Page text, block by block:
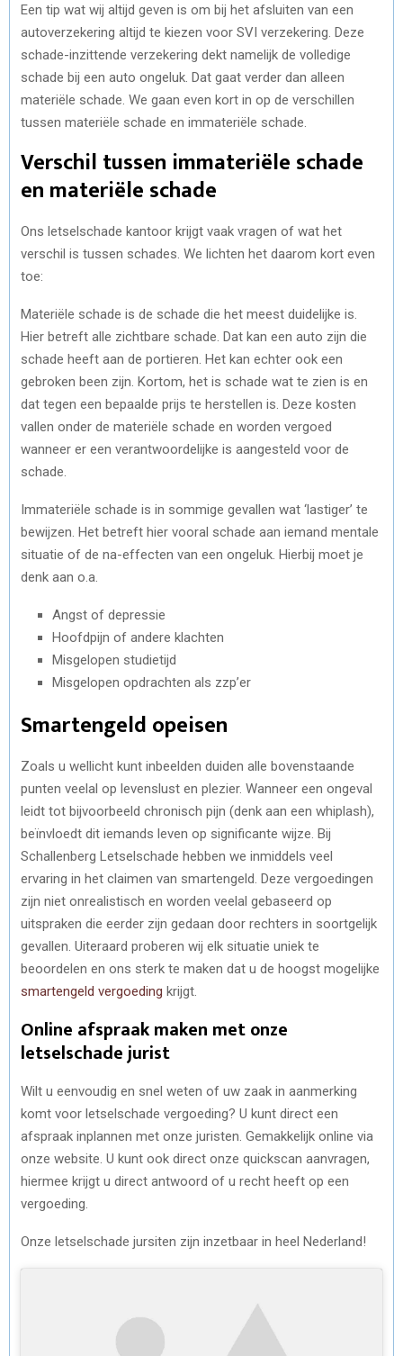
Een tip wat wij altijd geven is om bij het afsluiten van een
autoverzekering altijd te kiezen voor SVI verzekering. Deze
schade-inzittende verzekering dekt namelijk de volledige
schade bij een auto ongeluk. Dat gaat verder dan alleen
materiële schade. We gaan even kort in op de verschillen
tussen materiële schade en immateriële schade.
Verschil tussen immateriële schade
en materiële schade
Ons letselschade kantoor krijgt vaak vragen of wat het
verschil is tussen schades. We lichten het daarom kort even
toe:
Materiële schade is de schade die het meest duidelijke is.
Hier betreft alle zichtbare schade. Dat kan een auto zijn die
schade heeft aan de portieren. Het kan echter ook een
gebroken been zijn. Kortom, het is schade wat te zien is en
dat tegen een bepaalde prijs te herstellen is. Deze kosten
vallen onder de materiële schade en worden vergoed
wanneer er een verantwoordelijke is aangesteld voor de
schade.
Immateriële schade is in sommige gevallen wat ‘lastiger’ te
bewijzen. Het betreft hier vooral schade aan iemand mentale
situatie of de na-effecten van een ongeluk. Hierbij moet je
denk aan o.a.
Angst of depressie
Hoofdpijn of andere klachten
Misgelopen studietijd
Misgelopen opdrachten als zzp’er
Smartengeld opeisen
Zoals u wellicht kunt inbeelden duiden alle bovenstaande
punten veelal op levenslust en plezier. Wanneer een ongeval
leidt tot bijvoorbeeld chronisch pijn (denk aan een whiplash),
beïnvloedt dit iemands leven op significante wijze. Bij
Schallenberg Letselschade hebben we inmiddels veel
ervaring in het claimen van smartengeld. Deze vergoedingen
zijn niet onrealistisch en worden veelal gebaseerd op
uitspraken die eerder zijn gedaan door rechters in soortgelijk
gevallen. Uiteraard proberen wij elk situatie uniek te
beoordelen en ons sterk te maken dat u de hoogst mogelijke
smartengeld vergoeding krijgt.
Online afspraak maken met onze
letselschade jurist
Wilt u eenvoudig en snel weten of uw zaak in aanmerking
komt voor letselschade vergoeding? U kunt direct een
afspraak inplannen met onze juristen. Gemakkelijk online via
onze website. U kunt ook direct onze quickscan aanvragen,
hiermee krijgt u direct antwoord of u recht heeft op een
vergoeding.
Onze letselschade jursiten zijn inzetbaar in heel Nederland!